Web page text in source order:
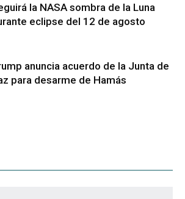
la NASA sombra de la Luna
eclipse del 12 de agosto
anuncia acuerdo de la Junta de
para desarme de Hamás